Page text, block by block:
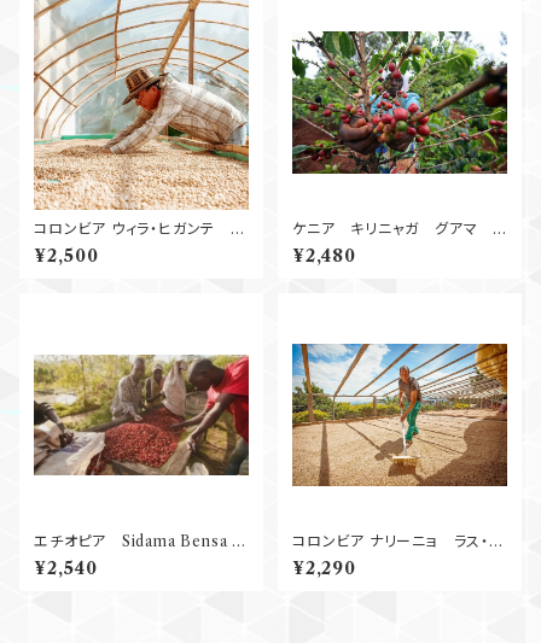
コロンビア ウィラ・ヒガンテ ゲ
¥2,500
ケニア キリニャガ グアマ
AA Washed 2
50g
¥2,480
エチオピア Sidama Bensa S
hantawene Natural G１ 25
0g
¥2,540
コロンビア ナリーニョ ラス・ペ
¥2,290